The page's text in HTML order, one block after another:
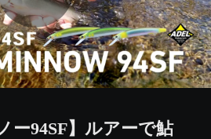
Play
ー94SF】ルアーで鮎